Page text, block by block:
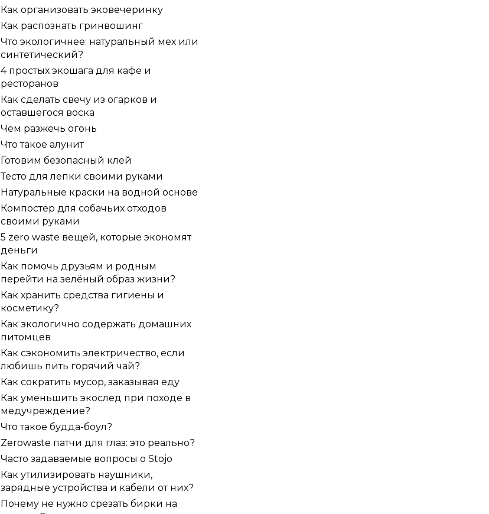
Как организовать эковечеринку
Как распознать гринвошинг
Что экологичнее: натуральный мех или
синтетический?
4 простых экошага для кафе и
ресторанов
Как сделать свечу из огарков и
оставшегося воска
Чем разжечь огонь
Что такое алунит
Готовим безопасный клей
Тесто для лепки своими руками
Натуральные краски на водной основе
Компостер для собачьих отходов
своими руками
5 zero waste вещей, которые экономят
деньги
Как помочь друзьям и родным
перейти на зелёный образ жизни?
Как хранить средства гигиены и
косметику?
Как экологично содержать домашних
питомцев
Как сэкономить электричество, если
любишь пить горячий чай?
Как сократить мусор, заказывая еду
Как уменьшить экослед при походе в
медучреждение?
Что такое будда-боул?
Zerowaste патчи для глаз: это реально?
Часто задаваемые вопросы о Stojo
Как утилизировать наушники,
зарядные устройства и кабели от них?
Почему не нужно срезать бирки на